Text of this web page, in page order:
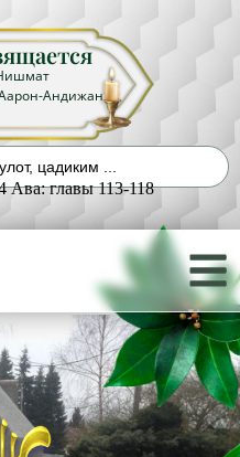
Андижан
Ава: главы 113-118